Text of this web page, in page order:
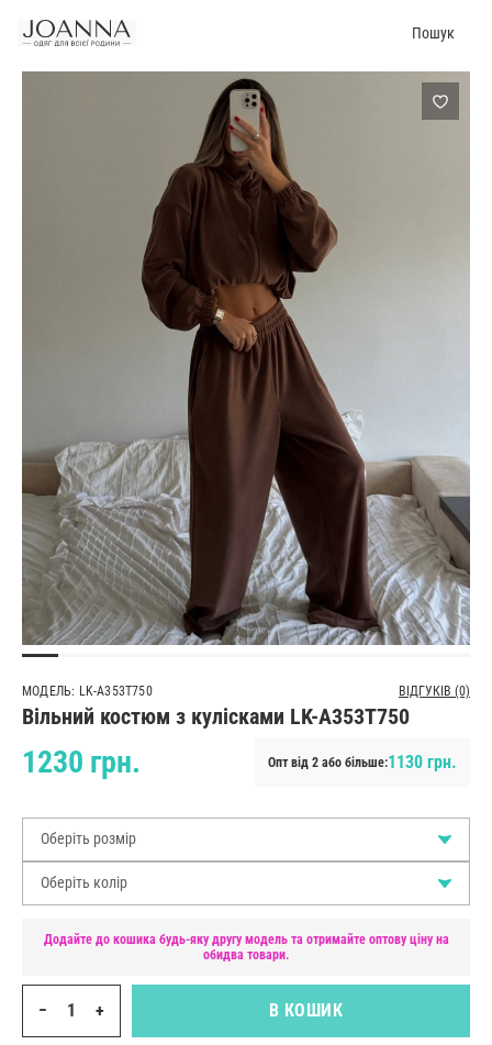
Пошук
МОДЕЛЬ: LK-A353T750 ВІДГУКІВ (0)
Вільний костюм з кулісками LK-A353T750
1230 грн. Опт від 2 або більше:1130 грн.
Оберіть розмір
Оберіть колір
Додайте до кошика будь-яку другу модель та отримайте оптову ціну на
обидва товари.
− + В КОШИК